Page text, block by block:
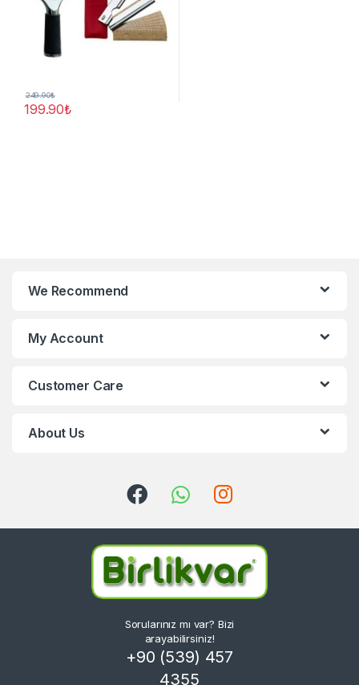
199.90₺
249.90₺
We Recommend
My Account
Customer Care
About Us
Sorularınız mı var? Bizi
arayabilirsiniz!
+90 (539) 457
4355